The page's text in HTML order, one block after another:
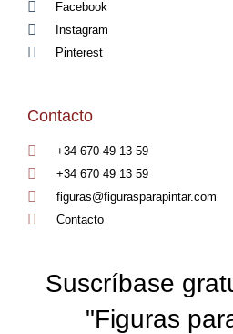
Facebook
Instagram
Pinterest
Contacto
+34 670 49 13 59
+34 670 49 13 59
figuras@figurasparapintar.com
Contacto
Suscríbase
"Figuras